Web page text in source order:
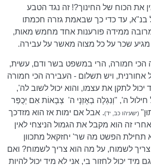
את הכוח של החינוך?! זה נגד הטבע
עד כדי כך שבאמת גזרה חכמתו
ממידה פורענות אחד מחמש מאות,
שכר על כל מצוה מאשר על עבירה.
חמורה, הרי במשפט בשר ודם, עשית,
אחורנית, ויש תשלום - העבירה הכי חמורה
לתקן את עצמו, והוא יכול לשוב לה',
ה', "וְנִגְלָה בְאָזְנָי ה' צְבָאוֹת אִם יְכֻפַּר
(ישעיהו כב, יד). אבל אם ימות אז הוא מזדכך
זה הוא מקבל את הגמול הניצחי לאין
הפשט מה שר' יחזקאל מתכוון
צריך לשמוח, על מה הוא צריך לשמוח? ואם
מיד יכול לחזור בי, אני לא מיד יכול להיות